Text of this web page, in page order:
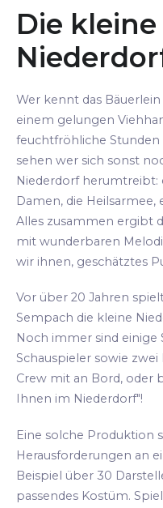
Die kleine
Wer kennt das
einem gelungen
feuchtfröhliche Stunden
sehen wer sich sonst
Niederdorf herumtreibt:
Damen, die Heilsarmee,
Alles zusammen ergibt
mit wunderbaren
wir ihnen, geschätztes
Vor über 20 Jahren
Sempach die kleine
Noch immer sind einige
Schauspieler sowie
Crew mit an Bord, oder
Ihnen im Niederdorf"!
Eine solche Produktion
Herausforderungen an
Beispiel über 30
passendes Kostüm.